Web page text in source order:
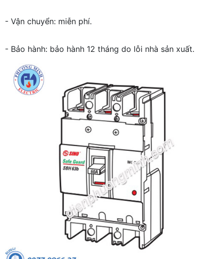
- Vận chuyển: miễn phí.
- Bảo hành: bảo hành 12 tháng do lỗi nhà sản xuất.